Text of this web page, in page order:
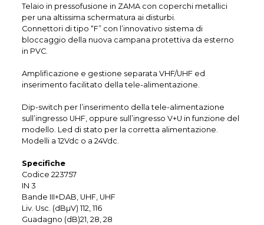
Telaio in pressofusione in ZAMA con coperchi metallici
per una altissima schermatura ai disturbi.
Connettori di tipo “F” con l’innovativo sistema di
bloccaggio della nuova campana protettiva da esterno
in PVC.
Amplificazione e gestione separata VHF/UHF ed
inserimento facilitato della tele-alimentazione.
Dip-switch per l’inserimento della tele-alimentazione
sull’ingresso UHF, oppure sull’ingresso V+U in funzione del
modello. Led di stato per la corretta alimentazione.
Modelli a 12Vdc o a 24Vdc.
Specifiche
Codice 223757
IN 3
Bande III+DAB, UHF, UHF
Liv. Usc. (dBµV) 112, 116
Guadagno (dB)21, 28, 28